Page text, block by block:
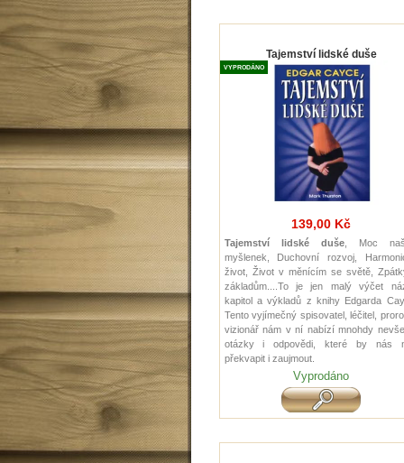
Tajemství lidské duše
VYPRODÁNO
139,00 Kč
Tajemství lidské duše, Moc
myšlenek, Duchovní rozvoj,
život, Život v měnícím se světě,
základům....To je jen malý výčet
kapitol a výkladů z knihy Edgarda
Tento vyjímečný spisovatel, léčitel,
vizionář nám v ní nabízí mnohdy
otázky i odpovědi, které by nás
překvapit i zaujmout.
Vyprodáno